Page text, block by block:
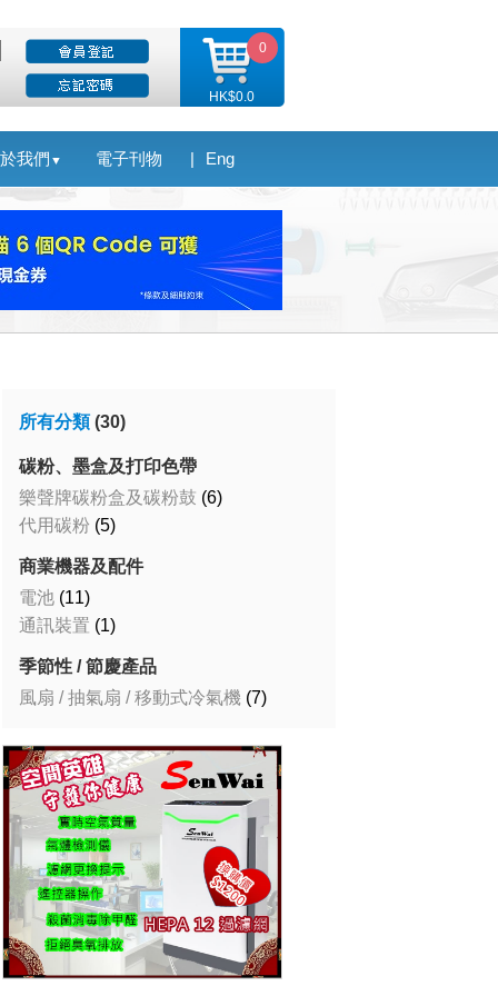
HK$0.0
0
我們 ▼ 電子刊物 Eng
所有分類(30)
碳粉、墨盒及打印色帶
樂聲牌碳粉盒及碳粉鼓 (6)
代用碳粉 (5)
商業機器及配件
電池 (11)
通訊裝置 (1)
季節性 / 節慶產品
風扇 / 抽氣扇 / 移動式冷氣機 (7)